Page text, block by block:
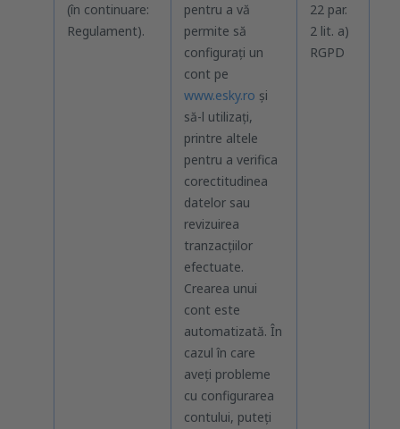
(în continuare:
Regulament).
pentru a vă
permite să
configurați un
cont pe
www.esky.ro și
să-l utilizați,
printre altele
pentru a verifica
corectitudinea
datelor sau
revizuirea
tranzacţiilor
efectuate.
Crearea unui
cont este
automatizată. În
cazul în care
aveți probleme
cu configurarea
contului, puteți
22 par.
2 lit. a)
RGPD